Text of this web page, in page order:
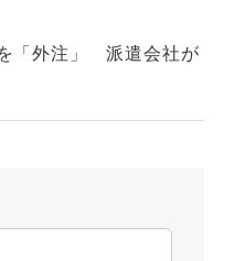
「外注」 派遣会社が